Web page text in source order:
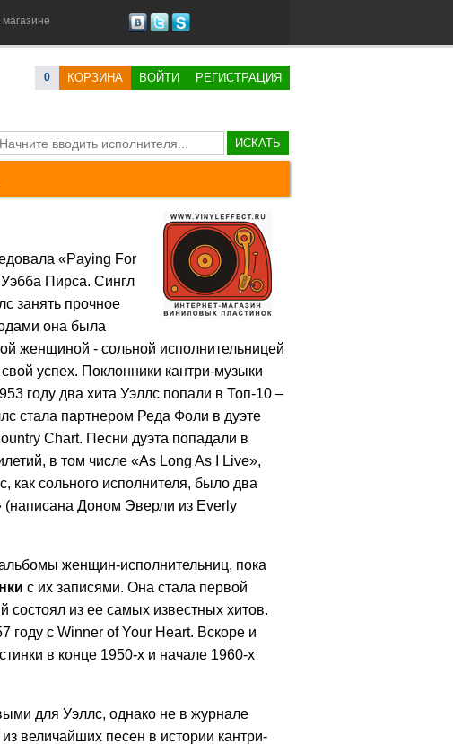
0 КОРЗИНА ВОЙТИ РЕГИСТРАЦИЯ
ИСКАТЬ
«Paying For
Пирса. Сингл
занять прочное
она была
женщиной - сольной исполнительницей
успех. Поклонники кантри-музыки
году два хита Уэллс попали в Топ-10 –
стала партнером Реда Фоли в дуэте
Chart. Песни дуэта попадали в
в том числе «As Long As I Live»,
как сольного исполнителя, было два
(написана Доном Эверли из Everly
женщин-исполнительниц, пока
с их записями. Она стала первой
из ее самых известных хитов.
с Winner of Your Heart. Вскоре и
в конце 1950-х и начале 1960-х
для Уэллс, однако не в журнале
величайших песен в истории кантри-